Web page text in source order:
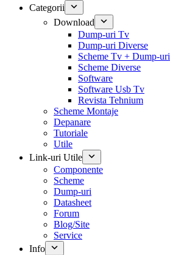
Categorii
Download
Dump-uri Tv
Dump-uri Diverse
Scheme Tv + Dump-uri
Scheme Diverse
Software
Software Usb Tv
Revista Tehnium
Scheme Montaje
Depanare
Tutoriale
Utile
Link-uri Utile
Componente
Scheme
Dump-uri
Datasheet
Forum
Blog/Site
Service
Info